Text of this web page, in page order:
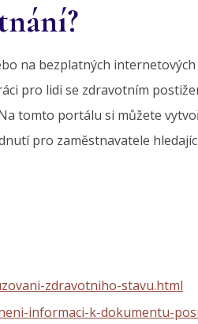
na bezplatných
pro lidi se zdravotním
tomto portálu si můžete
pro zaměstnavatele
zdravotniho-stavu.html
informaci-k-dokumentu-